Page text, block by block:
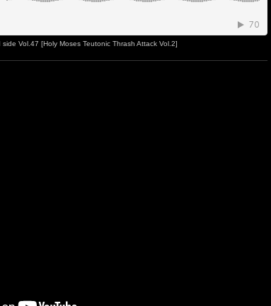
Vol.47 [Holy Moses Teutonic Thrash Attack Vol.2]
Dawn of